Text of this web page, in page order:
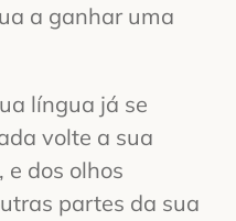
a ganhar uma
língua já se
volte a sua
e dos olhos
partes da sua